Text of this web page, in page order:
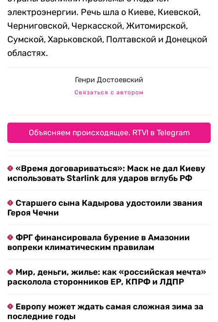
электроэнергии. Речь шла о Киеве, Киевской,
Черниговской, Черкасской, Житомирской,
Сумской, Харьковской, Полтавской и Донецкой
областях.
Генри Достоевский
Связаться с автором
Объясняем происходящее. RTVI в Telegram
«Время договариваться»: Маск не дал Киеву
использовать Starlink для ударов вглубь РФ
Старшего сына Кадырова удостоили звания
Героя Чечни
ФРГ финансировала бурение в Амазонии
вопреки климатическим правилам
Мир, деньги, жилье: как «российская мечта»
расколола сторонников ЕР, КПРФ и ЛДПР
Европу может ждать самая сложная зима за
последние годы